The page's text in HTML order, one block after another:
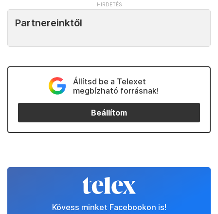
Partnereinktől
Állítsd be a Telexet
megbízható forrásnak!
Beállítom
Kövess minket Facebookon is!